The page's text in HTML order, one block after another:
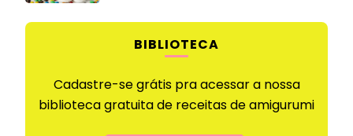
BIBLIOTECA
Cadastre-se grátis pra acessar a nossa
biblioteca gratuita de receitas de amigurumi